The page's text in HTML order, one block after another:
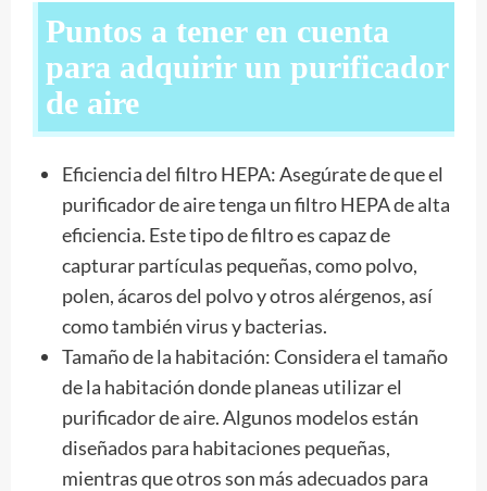
Puntos a tener en cuenta
para adquirir un purificador
de aire
Eficiencia del filtro HEPA: Asegúrate de que el
purificador de aire tenga un filtro HEPA de alta
eficiencia. Este tipo de filtro es capaz de
capturar partículas pequeñas, como polvo,
polen, ácaros del polvo y otros alérgenos, así
como también virus y bacterias.
Tamaño de la habitación: Considera el tamaño
de la habitación donde planeas utilizar el
purificador de aire. Algunos modelos están
diseñados para habitaciones pequeñas,
mientras que otros son más adecuados para